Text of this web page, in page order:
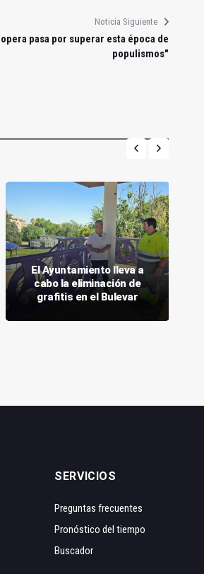
Noticia Siguiente
pasa por superar esta época de
populismos"
El Ayuntamiento lleva a
cabo la eliminación de
grafitis en el Bulevar
SERVICIOS
Preguntas frecuentes
Pronóstico del tiempo
Buscador